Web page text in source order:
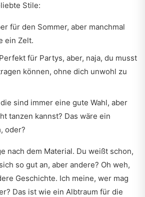
Stile:
für den Sommer, aber manchmal
ein Zelt.
für Partys, aber, naja, du musst
können, ohne dich unwohl zu
die sind immer eine gute Wahl, aber
tanzen kannst? Das wäre ein
oder?
nach dem Material. Du weißt schon,
so gut an, aber andere? Oh weh,
Geschichte. Ich meine, wer mag
Das ist wie ein Albtraum für die